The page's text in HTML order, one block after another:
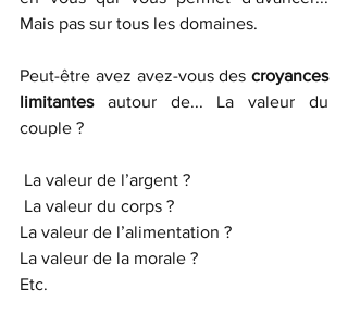
Mais pas sur tous les domaines.
Peut-être avez avez-vous des croyances
limitantes autour de... La valeur du
couple ?
La valeur de l’argent ?
La valeur du corps ?
La valeur de l’alimentation ?
La valeur de la morale ?
Etc.